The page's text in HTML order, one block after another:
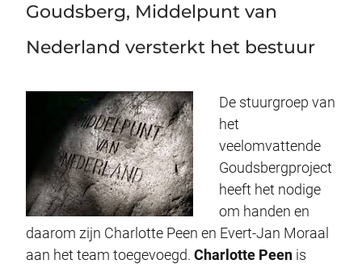
Goudsberg, Middelpunt van
Nederland versterkt het bestuur
De stuurgroep van
het
veelomvattende
Goudsbergproject
heeft het nodige
om handen en
daarom zijn Charlotte Peen en Evert-Jan Moraal
aan het team toegevoegd. Charlotte Peen is